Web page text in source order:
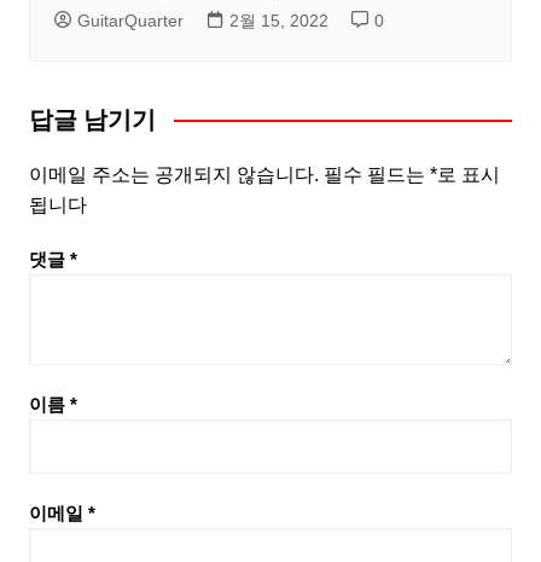
GuitarQuarter 2월 15, 2022 0
답글 남기기
이메일 주소는 공개되지 않습니다. 필수 필드는 *로 표시
됩니다
댓글 *
이름 *
이메일 *